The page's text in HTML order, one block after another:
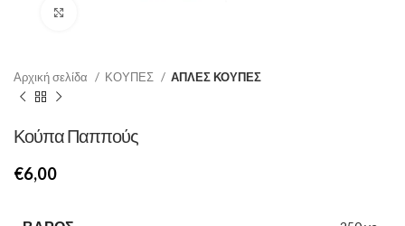
Αρχική σελίδα ΚΟΥΠΕΣ ΑΠΛΕΣ ΚΟΥΠΕΣ
Κούπα Παππούς
€